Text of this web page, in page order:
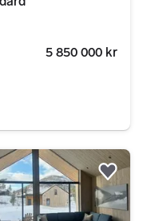
5 850 000 kr